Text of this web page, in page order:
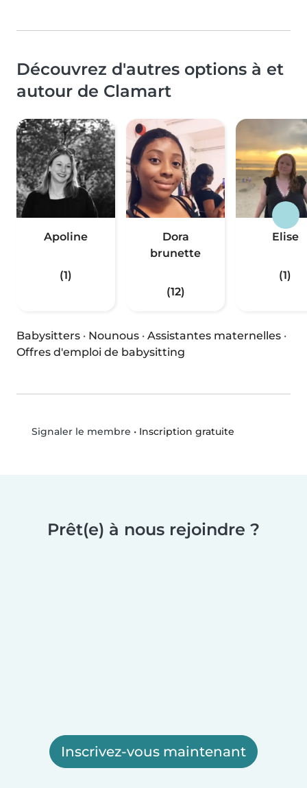
Découvrez d'autres options à et
autour de Clamart
Apoline
(1)
Dora
brunette
(12)
Elise
(1)
Babysitters · Nounous · Assistantes maternelles ·
Offres d'emploi de babysitting
Signaler le membre • Inscription gratuite
Prêt(e) à nous rejoindre ?
Inscrivez-vous maintenant